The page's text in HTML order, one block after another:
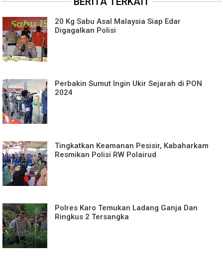
20 Kg Sabu Asal Malaysia Siap Edar
Digagalkan Polisi
Perbakin Sumut Ingin Ukir Sejarah di PON
2024
Tingkatkan Keamanan Pesisir, Kabaharkam
Resmikan Polisi RW Polairud
Polres Karo Temukan Ladang Ganja Dan
Ringkus 2 Tersangka